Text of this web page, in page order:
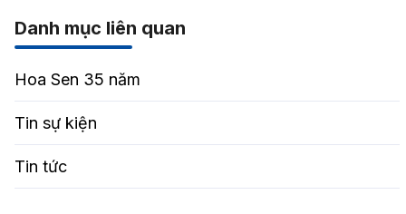
Danh mục liên quan
Hoa Sen 35 năm
Tin sự kiện
Tin tức